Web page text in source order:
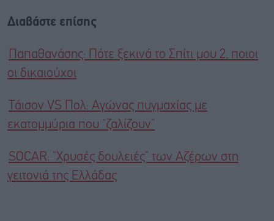
Διαβάστε επίσης
Παπαθανάσης: Πότε ξεκινά το Σπίτι μου 2, ποιοι
οι δικαιούχοι
Τάισον VS Πολ: Αγώνας πυγμαχίας με
εκατομμύρια που “ζαλίζουν”
SOCAR: “Χρυσές δουλειές” των Αζέρων στη
γειτονιά της Ελλάδας